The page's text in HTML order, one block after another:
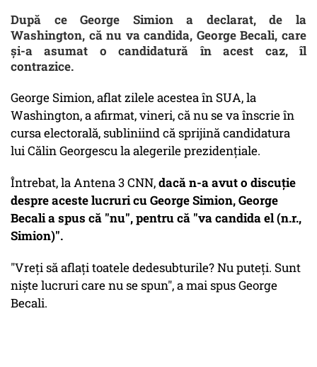
După ce George Simion a declarat, de la
Washington, că nu va candida, George Becali, care
și-a asumat o candidatură în acest caz, îl
contrazice.
George Simion, aflat zilele acestea în SUA, la
Washington, a afirmat, vineri, că nu se va înscrie în
cursa electorală, subliniind că sprijină candidatura
lui Călin Georgescu la alegerile prezidenţiale.
Întrebat, la Antena 3 CNN,dacă n-a avut o discuție
despre aceste lucruri cu George Simion, George
Becali a spus că "nu", pentru că "va candida el (n.r.,
Simion)".
"Vreți să aflați toatele dedesubturile? Nu puteți. Sunt
niște lucruri care nu se spun", a mai spus George
Becali.